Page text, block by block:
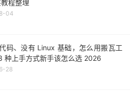
程整理
04
码、没有 Linux 基础，怎么用搬瓦工
种上手方式新手该怎么选 2026
28